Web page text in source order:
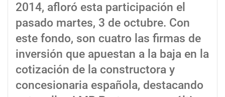
2014, afloró esta participación el
pasado martes, 3 de octubre. Con
este fondo, son cuatro las firmas de
inversión que apuestan a la baja en la
cotización de la constructora y
concesionaria española, destacando